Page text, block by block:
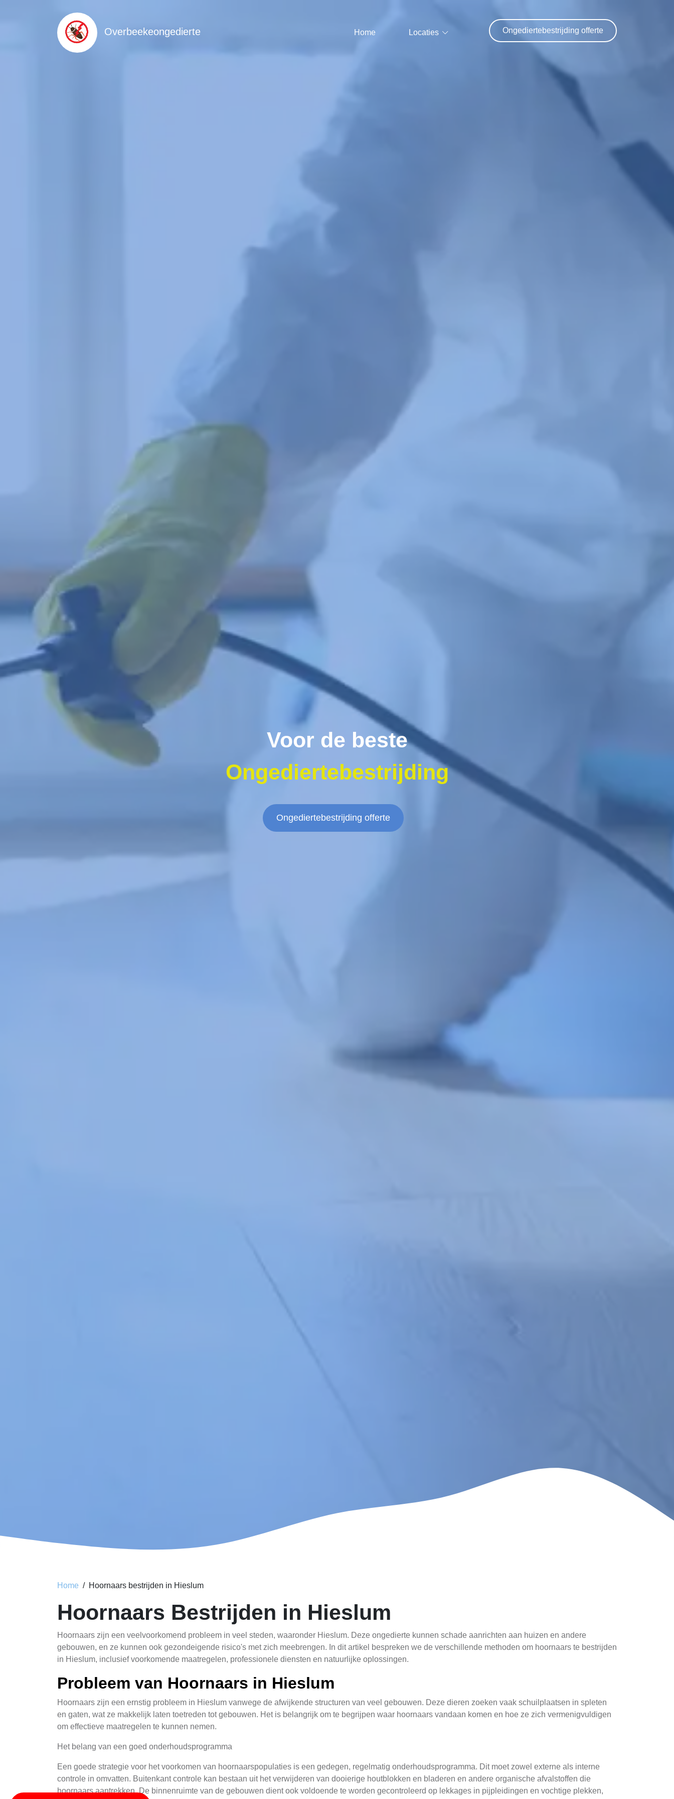
Overbeekeongedierte Home Locaties Ongediertebestrijding offerte
Voor de beste
Ongediertebestrijding
Ongediertebestrijding offerte
Home Hoornaars bestrijden in Hieslum
Hoornaars Bestrijden in Hieslum
Hoornaars zijn een veelvoorkomend probleem in veel steden, waaronder Hieslum. Deze ongedierte kunnen schade aanrichten aan huizen en andere
gebouwen, en ze kunnen ook gezondeigende risico's met zich meebrengen. In dit artikel bespreken we de verschillende methoden om hoornaars te bestrijden
in Hieslum, inclusief voorkomende maatregelen, professionele diensten en natuurlijke oplossingen.
Probleem van Hoornaars in Hieslum
Hoornaars zijn een ernstig probleem in Hieslum vanwege de afwijkende structuren van veel gebouwen. Deze dieren zoeken vaak schuilplaatsen in spleten
en gaten, wat ze makkelijk laten toetreden tot gebouwen. Het is belangrijk om te begrijpen waar hoornaars vandaan komen en hoe ze zich vermenigvuldigen
om effectieve maatregelen te kunnen nemen.
Het belang van een goed onderhoudsprogramma
Een goede strategie voor het voorkomen van hoornaarspopulaties is een gedegen, regelmatig onderhoudsprogramma. Dit moet zowel externe als interne
controle in omvatten. Buitenkant controle kan bestaan uit het verwijderen van dooierige houtblokken en bladeren en andere organische afvalstoffen die
hoornaars aantrekken. De binnenruimte van de gebouwen dient ook voldoende te worden gecontroleerd op lekkages in pijpleidingen en vochtige plekken,